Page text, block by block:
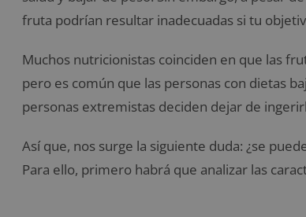
fruta podrían resultar inadecuadas si tu
Muchos nutricionistas coinciden en que las
pero es común que las personas con dietas
personas extremistas deciden dejar de
Así que, nos surge la siguiente duda: ¿se
Para ello, primero habrá que analizar las